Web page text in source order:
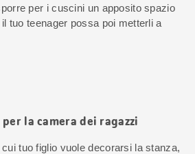
per i cuscini un apposito spazio
tuo teenager possa poi metterli a
la camera dei ragazzi
tuo figlio vuole decorarsi la stanza,